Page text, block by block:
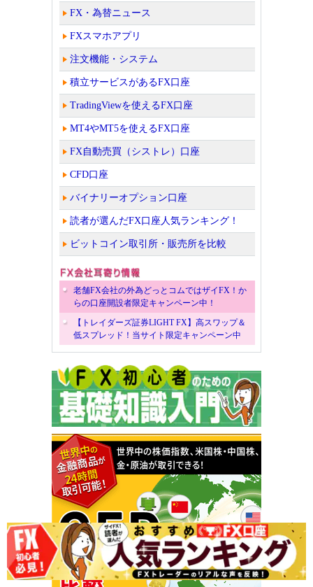
FX・為替ニュース
FXスマホアプリ
注文機能・システム
積立サービスがあるFX口座
TradingViewを使えるFX口座
MT4やMT5を使えるFX口座
FX自動売買（シストレ）口座
CFD口座
バイナリーオプション口座
読者が選んだFX口座人気ランキング！
ビットコイン取引所・販売所を比較
老舗FX会社の外為どっとコムではザイFX！か
らの口座開設者限定キャンペーン中！
【トレイダーズ証券LIGHT FX】高スワップ＆
低スプレッド！当サイト限定キャンペーン中